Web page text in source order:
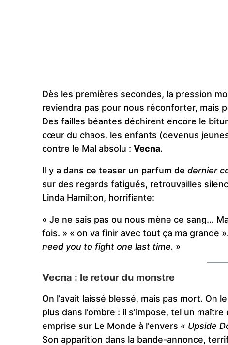
Dès les premières secondes, la pression
reviendra pas pour nous réconforter, mais
Des failles béantes déchirent encore le
cœur du chaos, les enfants (devenus
contre le Mal absolu : Vecna.
Il y a dans ce teaser un parfum de dernier
sur des regards fatigués, retrouvailles
Linda Hamilton, horrifiante:
« Je ne sais pas ou nous mène ce sang…
fois. » « on va finir avec tout ça ma grande
need you to fight one last time. »
Vecna : le retour du monstre
On l’avait laissé blessé, mais pas mort. On
plus dans l’ombre : il s’impose, tel un
emprise sur Le Monde à l’envers « Upside
Son apparition dans la bande-annonce,